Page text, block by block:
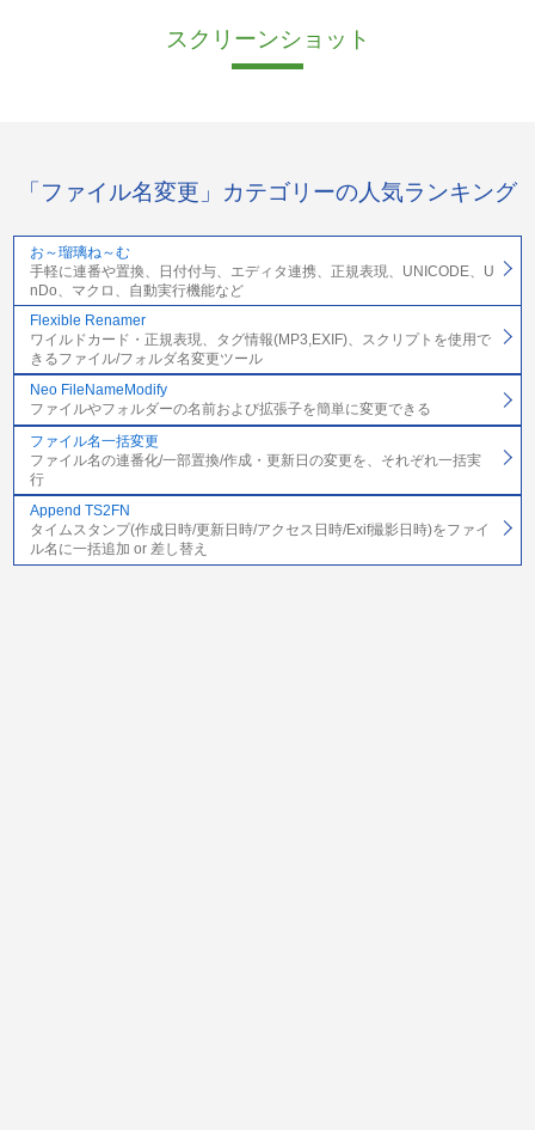
スクリーンショット
「ファイル名変更」カテゴリーの人気ランキング
お～瑠璃ね～む
手軽に連番や置換、日付付与、エディタ連携、正規表現、UNICODE、U
nDo、マクロ、自動実行機能など
Flexible Renamer
ワイルドカード・正規表現、タグ情報(MP3,EXIF)、スクリプトを使用で
きるファイル/フォルダ名変更ツール
Neo FileNameModify
ファイルやフォルダーの名前および拡張子を簡単に変更できる
ファイル名一括変更
ファイル名の連番化/一部置換/作成・更新日の変更を、それぞれ一括実
行
Append TS2FN
タイムスタンプ(作成日時/更新日時/アクセス日時/Exif撮影日時)をファイ
ル名に一括追加 or 差し替え